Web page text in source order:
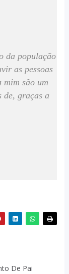
da população
as pessoas
mim são um
de, graças a
De Pai